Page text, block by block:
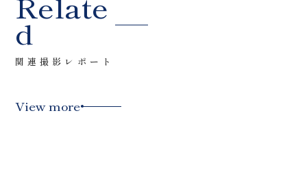
d
関連撮影レポート
View more